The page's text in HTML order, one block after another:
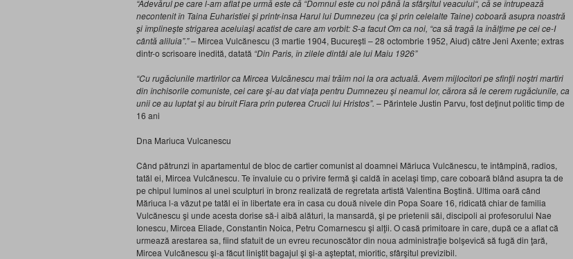
“Adevărul pe care l-am aflat pe urmă este că “Domnul este cu noi până la sfârşitul veacului“, că se întrupează
necontenit în Taina Euharistiei şi printr-insa Harul lui Dumnezeu (ca şi prin celelalte Taine) coboară asupra noastră
şi împlineşte strigarea aceluiaşi acatist de care am vorbit: S-a facut Om ca noi, “ca să tragă la înălţime pe cei ce-I
cântă aliluia”.” – Mircea Vulcănescu (3 martie 1904, București – 28 octombrie 1952, Aiud) către Jeni Axente; extras
dintr-o scrisoare inedită, datată “Din Paris, în zilele dintâi ale lui Maiu 1926”
“Cu rugăciunile martirilor ca Mircea Vulcănescu mai trăim noi la ora actuală. Avem mijlocitori pe sfinţii noştri martiri
din închisorile comuniste, cei care şi-au dat viaţa pentru Dumnezeu şi neamul lor, cărora să le cerem rugăciunile, ca
unii ce au luptat şi au biruit Fiara prin puterea Crucii lui Hristos”. – Părintele Justin Parvu, fost deţinut politic timp de
16 ani
Dna Mariuca Vulcanescu
Când pătrunzi în apartamentul de bloc de cartier comunist al doamnei Măriuca Vulcănescu, te întâmpină, radios,
tatăl ei, Mircea Vulcănescu. Te învaluie cu o privire fermă şi caldă în acelaşi timp, care coboară blând asupra ta de
pe chipul luminos al unei sculpturi în bronz realizată de regretata artistă Valentina Boştină. Ultima oară când
Măriuca l-a văzut pe tatăl ei în libertate era în casa cu două nivele din Popa Soare 16, ridicată chiar de familia
Vulcănescu şi unde acesta dorise să-i aibă alături, la mansardă, şi pe prietenii săi, discipoli ai profesorului Nae
Ionescu, Mircea Eliade, Constantin Noica, Petru Comarnescu şi alţii. O casă primitoare în care, după ce a aflat că
urmează arestarea sa, fiind sfatuit de un evreu recunoscător din noua administraţie bolşevică să fugă din ţară,
Mircea Vulcănescu şi-a făcut liniştit bagajul şi şi-a aşteptat, mioritic, sfârşitul previzibil.